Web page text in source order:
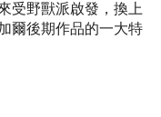
受野獸派啟發，換上
爾後期作品的一大特